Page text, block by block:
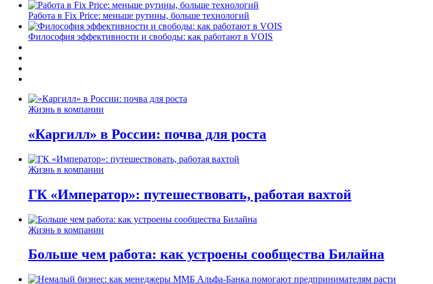
Работа в Fix Price: меньше рутины, больше технологий
Философия эффективности и свободы: как работают в VOIS
Жизнь в компании
«Каргилл» в России: почва для роста
Жизнь в компании
ГК «Император»: путешествовать, работая вахтой
Жизнь в компании
Больше чем работа: как устроены сообщества Билайна